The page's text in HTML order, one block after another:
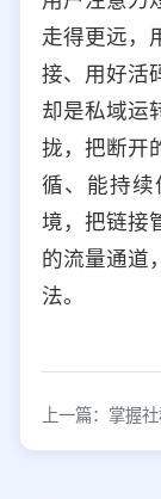
走得更远，
接、用好活
却是私域运
拢，把断开
循、能持续
境，把链接
的流量通道
法。